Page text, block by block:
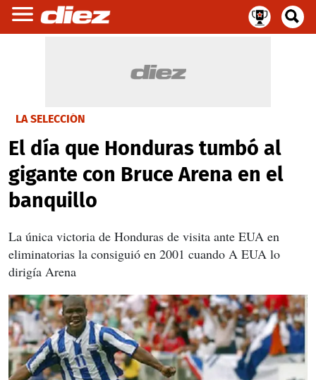
LA SELECCIÓN
El día que Honduras tumbó al
gigante con Bruce Arena en el
banquillo
La única victoria de Honduras de visita ante EUA en
eliminatorias la consiguió en 2001 cuando A EUA lo
dirigía Arena